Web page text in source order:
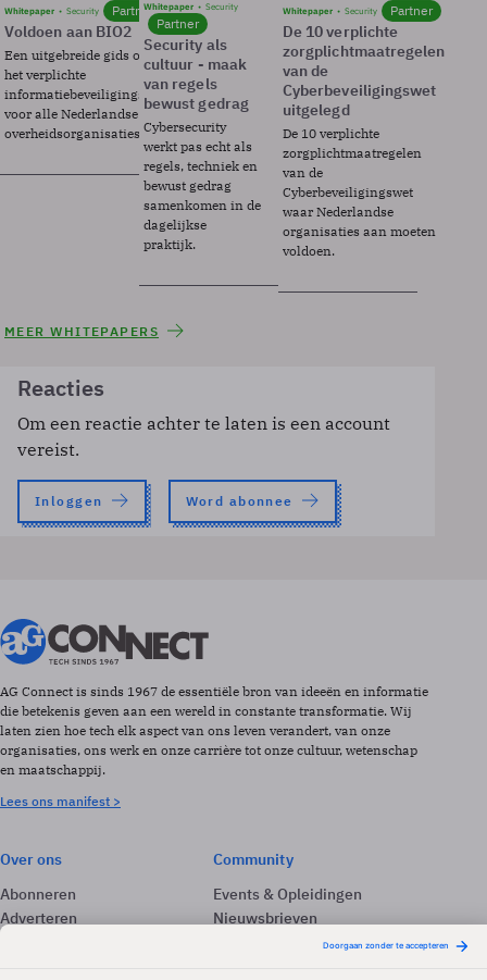
Whitepaper Security Partner
Voldoen aan BIO2
Een uitgebreide gids over BIO2,
het verplichte
informatiebeveiligingsframework
voor alle Nederlandse
overheidsorganisaties.
Whitepaper Security
Partner
Security als
cultuur - maak
van regels
bewust gedrag
Cybersecurity
werkt pas echt als
regels, techniek en
bewust gedrag
samenkomen in de
dagelijkse
praktijk.
Whitepaper Security Partner
De 10 verplichte
zorgplichtmaatregelen
van de
Cyberbeveiligingswet
uitgelegd
De 10 verplichte
zorgplichtmaatregelen
van de
Cyberbeveiligingswet
waar Nederlandse
organisaties aan moeten
voldoen.
MEER WHITEPAPERS
Reacties
Om een reactie achter te laten is een account
vereist.
Inloggen Word abonnee
AG Connect is sinds 1967 de essentiële bron van ideeën en informatie
die betekenis geven aan een wereld in constante transformatie. Wij
laten zien hoe tech elk aspect van ons leven verandert, van onze
organisaties, ons werk en onze carrière tot onze cultuur, wetenschap
en maatschappij.
Lees ons manifest >
Over ons
Abonneren
Adverteren
Community
Events & Opleidingen
Nieuwsbrieven